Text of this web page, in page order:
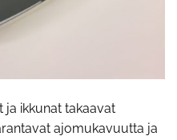
ja ikkunat takaavat
ajomukavuutta ja